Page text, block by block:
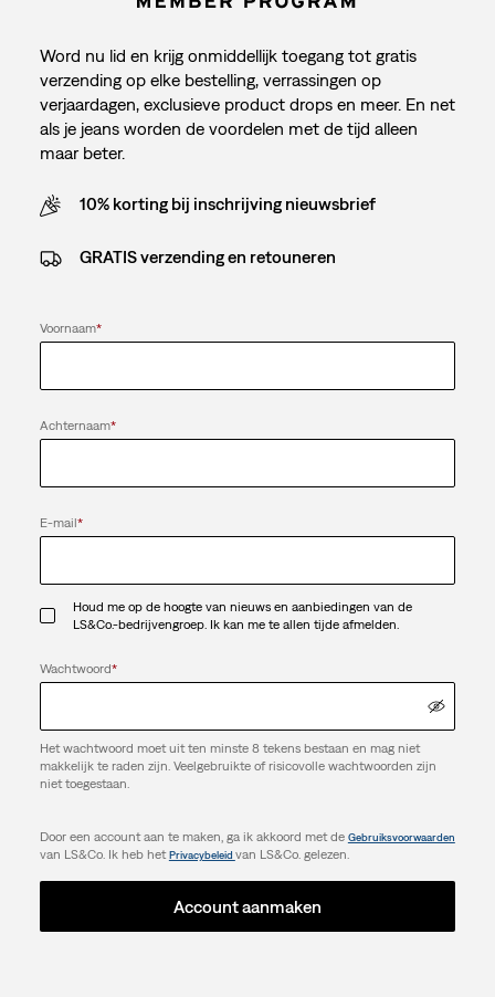
Word nu lid en krijg onmiddellijk toegang tot gratis
verzending op elke bestelling, verrassingen op
verjaardagen, exclusieve product drops en meer. En net
als je jeans worden de voordelen met de tijd alleen
maar beter.
10% korting bij inschrijving nieuwsbrief
GRATIS verzending en retouneren
Voornaam*
Achternaam*
E-mail*
Houd me op de hoogte van nieuws en aanbiedingen van de
LS&Co.-bedrijvengroep. Ik kan me te allen tijde afmelden.
Wachtwoord*
Het wachtwoord moet uit ten minste 8 tekens bestaan en mag niet
makkelijk te raden zijn. Veelgebruikte of risicovolle wachtwoorden zijn
niet toegestaan.
Door een account aan te maken, ga ik akkoord met de Gebruiksvoorwaarden
van LS&Co. Ik heb hetPrivacybeleid van LS&Co. gelezen.
Account aanmaken